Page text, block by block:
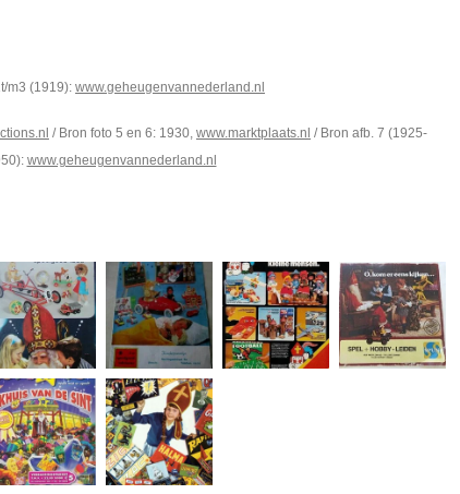
m3 (1919): www.geheugenvannederland.nl
/ Bron foto 5 en 6: 1930, www.marktplaats.nl / Bron afb. 7 (1925-
www.geheugenvannederland.nl